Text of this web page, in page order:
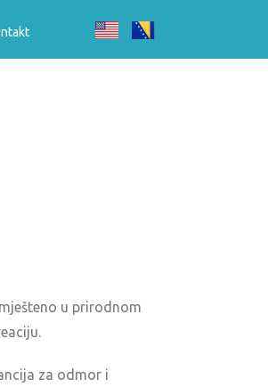
u prirodnom
za odmor i